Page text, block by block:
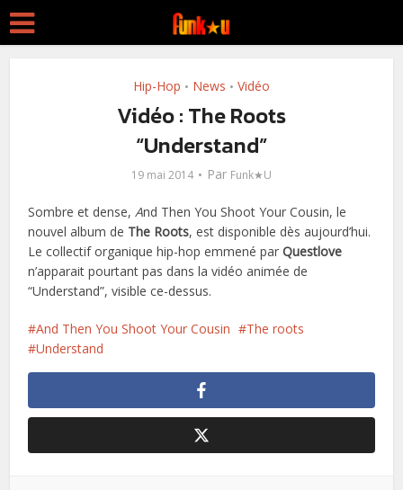
Hip-Hop • News • Vidéo
Vidéo : The Roots
“Understand”
19 mai 2014 Par Funk★U
Sombre et dense,And Then You Shoot Your Cousin, le
nouvel album de The Roots, est disponible dès aujourd’hui.
Le collectif organique hip-hop emmené parQuestlove
n’apparait pourtant pas dans la vidéo animée de
“Understand”, visible ce-dessus.
And Then You Shoot Your Cousin
The roots
Understand